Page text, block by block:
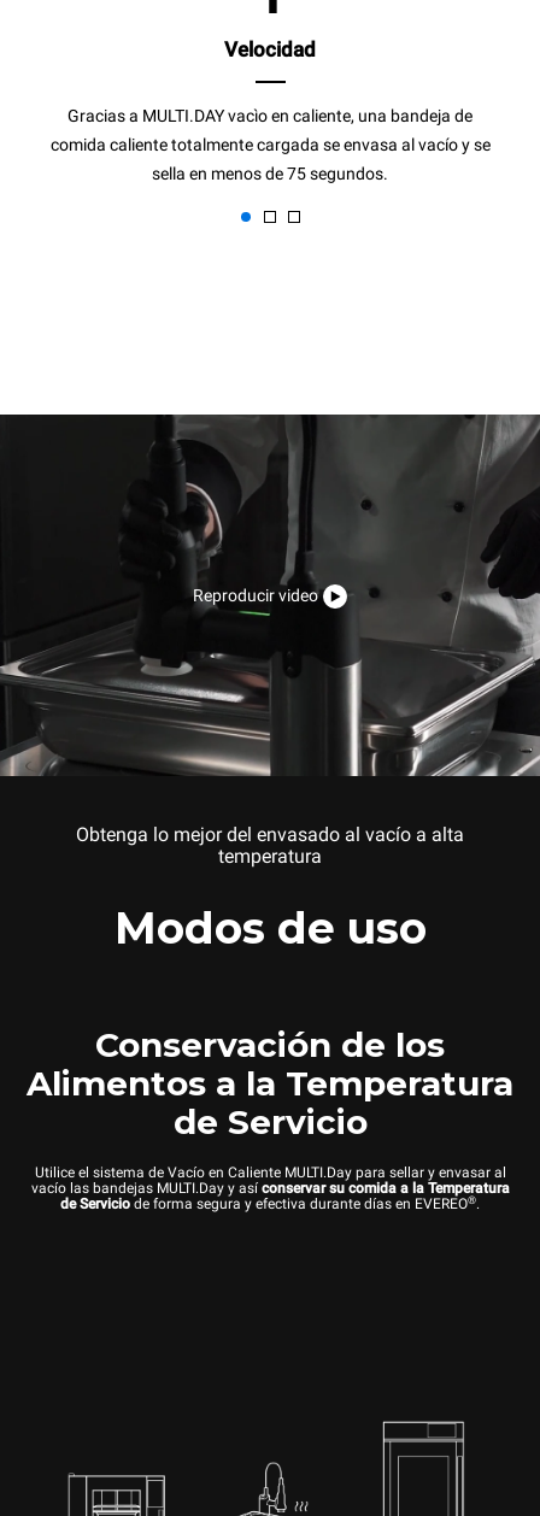
Velocidad
Gracias a MULTI.DAY vacìo en caliente, una bandeja de
comida caliente totalmente cargada se envasa al vacío y se
sella en menos de 75 segundos.
Reproducir video
Obtenga lo mejor del envasado al vacío a alta
temperatura
Modos de uso
Conservación de los
Alimentos a la Temperatura
de Servicio
Utilice el sistema de Vacío en Caliente MULTI.Day para sellar y envasar al
vacío las bandejas MULTI.Day y así conservar su comida a la Temperatura
de Servicio de forma segura y efectiva durante días en EVEREO®.